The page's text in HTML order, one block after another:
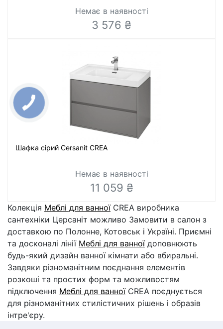
Немає в наявності
3 576 ₴
Шафка сірий Cersanit CREA
Немає в наявності
11 059 ₴
Колекція Меблі для ванноїCREA виробника
сантехніки Церсаніт можливо Замовити в салон з
доставкою по Полонне, Котовськ і Україні. Приємні
та досконалі лінії Меблі для ванноїдоповнюють
будь-який дизайн ванної кімнати або вбиральні.
Завдяки різноманітним поєднання елементів
розкоші та простих форм та можливостям
підключення Меблі для ванноїCREA поєднується
для різноманітних стилістичних рішень і образів
інтре'єру.